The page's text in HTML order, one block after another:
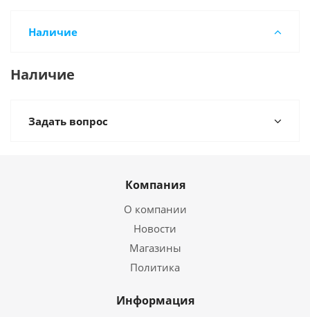
Наличие
Наличие
Задать вопрос
Компания
О компании
Новости
Магазины
Политика
Информация